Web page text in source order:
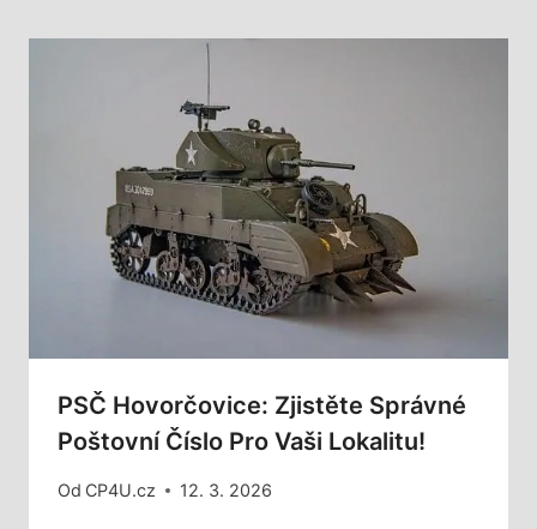
PSČ Hovorčovice: Zjistěte Správné
Poštovní Číslo Pro Vaši Lokalitu!
Od CP4U.cz 12. 3. 2026